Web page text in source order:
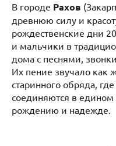
В городе Рахов
древнюю силу и
рождественские дни
и мальчики в
дома с песнями,
Их пение звучало как
старинного обряда,
соединяются в
рождению и надежде.